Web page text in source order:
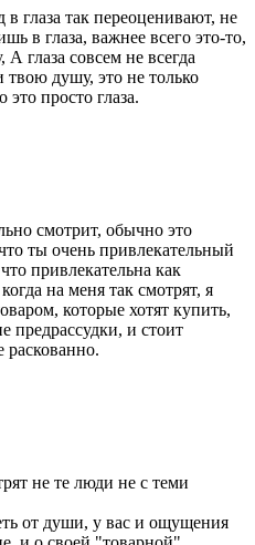
глаза так переоценивают, не
в глаза, важнее всего это-то,
глаза совсем не всегда
твою душу, это не только
просто глаза.
смотрит, обычно это
ты очень привлекательный
привлекательна как
на меня так смотрят, я
которые хотят купить,
предрассудки, и стоит
раскованно.
не те люди не с теми
от души, у вас и ощущения